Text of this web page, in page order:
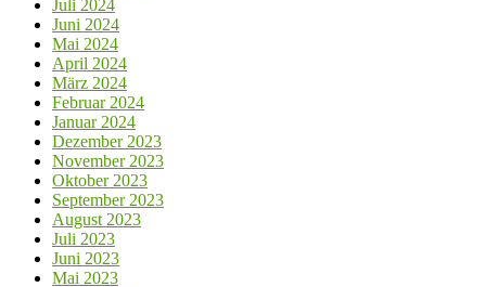
Juli 2024
Juni 2024
Mai 2024
April 2024
März 2024
Februar 2024
Januar 2024
Dezember 2023
November 2023
Oktober 2023
September 2023
August 2023
Juli 2023
Juni 2023
Mai 2023